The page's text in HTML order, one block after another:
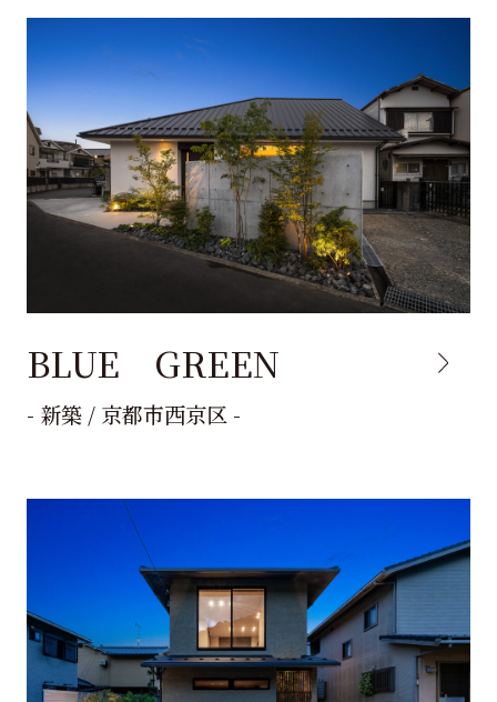
BLUE GREEN
- 新築 / 京都市西京区 -